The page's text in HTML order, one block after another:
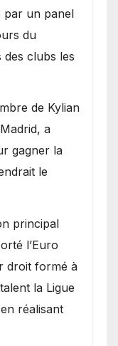
par un panel
du
des clubs les
de Kylian
a
gagner la
le
principal
l’Euro
droit formé à
la Ligue
réalisant